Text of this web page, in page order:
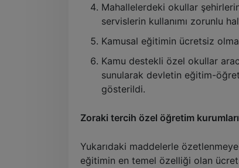
Mahallelerdeki okullar
servislerin kullanımı zorunlu
Kamusal eğitimin ücretsiz
Kamu destekli özel okullar
sunularak devletin eğitim-
gösterildi.
Zoraki tercih özel öğretim
Yukarıdaki maddelerle
eğitimin en temel özelliği olan